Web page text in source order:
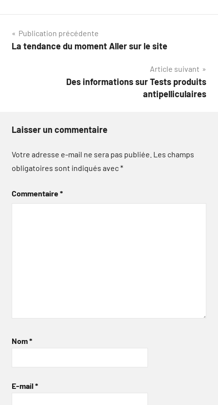
Navigation
de
Publication précédente
La tendance du moment Aller sur le site
Article suivant
Des informations sur Tests produits
antipelliculaires
Laisser un commentaire
Votre adresse e-mail ne sera pas publiée. Les champs
obligatoires sont indiqués avec*
Commentaire*
Nom*
E-mail *